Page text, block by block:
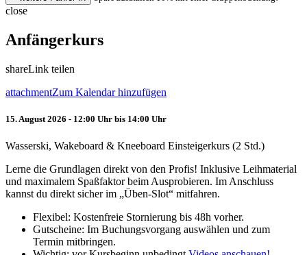
close
Anfängerkurs
shareLink teilen
attachmentZum Kalendar hinzufügen
15. August 2026 - 12:00 Uhr bis 14:00 Uhr
Wasserski, Wakeboard & Kneeboard Einsteigerkurs (2 Std.)
Lerne die Grundlagen direkt von den Profis! Inklusive Leihmaterial
und maximalem Spaßfaktor beim Ausprobieren. Im Anschluss
kannst du direkt sicher im „Üben-Slot“ mitfahren.
Flexibel: Kostenfreie Stornierung bis 48h vorher.
Gutscheine: Im Buchungsvorgang auswählen und zum
Termin mitbringen.